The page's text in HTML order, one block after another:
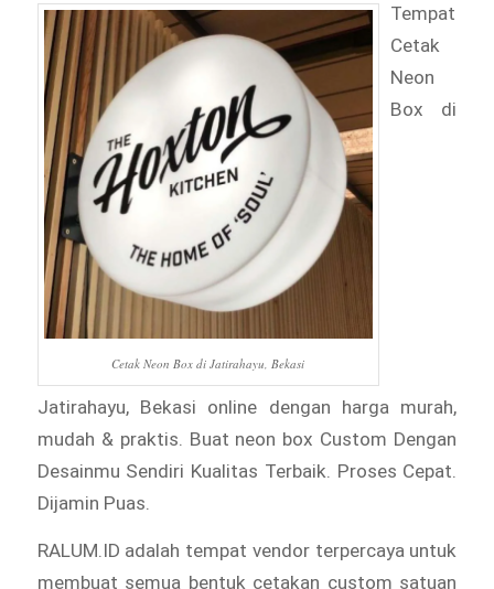
Cetak Neon Box di Jatirahayu, Bekasi
Tempat
Cetak
Neon
Box di
Jatirahayu, Bekasi online dengan harga murah,
mudah & praktis. Buat neon box Custom Dengan
Desainmu Sendiri Kualitas Terbaik. Proses Cepat.
Dijamin Puas.
RALUM.ID adalah tempat vendor terpercaya untuk
membuat semua bentuk cetakan custom satuan